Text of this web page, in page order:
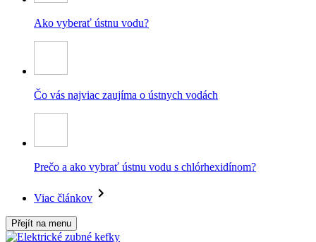
Ako vyberať ústnu vodu?
Čo vás najviac zaujíma o ústnych vodách
Prečo a ako vybrať ústnu vodu s chlórhexidínom?
Viac článkov
Přejít na menu